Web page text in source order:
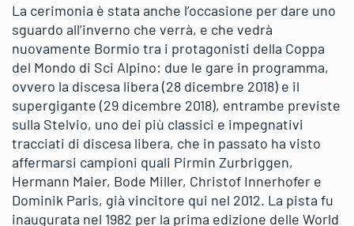
La cerimonia è stata anche l’occasione per dare uno
sguardo all’inverno che verrà, e che vedrà
nuovamente Bormio tra i protagonisti della Coppa
del Mondo di Sci Alpino: due le gare in programma,
ovvero la discesa libera (28 dicembre 2018) e il
supergigante (29 dicembre 2018), entrambe previste
sulla Stelvio, uno dei più classici e impegnativi
tracciati di discesa libera, che in passato ha visto
affermarsi campioni quali Pirmin Zurbriggen,
Hermann Maier, Bode Miller, Christof Innerhofer e
Dominik Paris, già vincitore qui nel 2012. La pista fu
inaugurata nel 1982 per la prima edizione delle World